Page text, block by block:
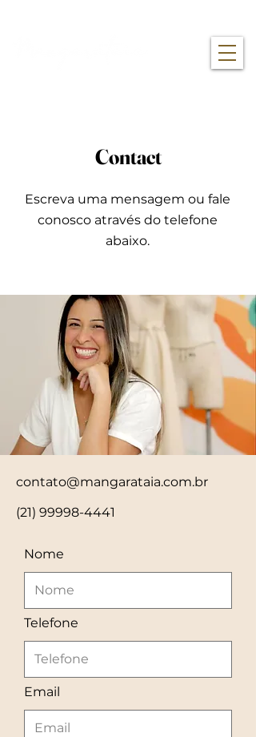
Contact
Escreva uma mensagem ou fale
conosco através do telefone
abaixo.
contato@mangarataia.com.br
(21) 99998-4441
Nome
Telefone
Email